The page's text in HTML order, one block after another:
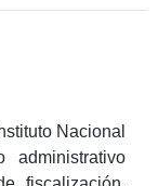
Nacional
administrativo